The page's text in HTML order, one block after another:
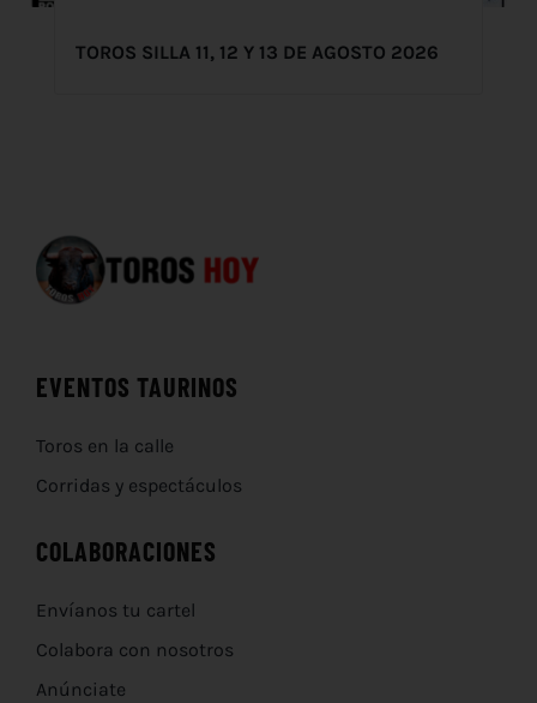
TOROS SILLA 11, 12 Y 13 DE AGOSTO 2026
EVENTOS TAURINOS
Toros en la calle
Corridas y espectáculos
COLABORACIONES
Envíanos tu cartel
Colabora con nosotros
Anúnciate